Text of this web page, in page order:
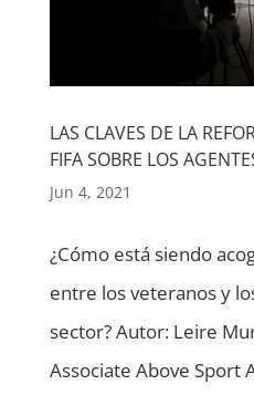
LAS CLAVES DE LA
FIFA SOBRE LOS
Jun 4, 2021
¿Cómo está siendo
entre los veteranos y
sector? Autor: Leire
Associate Above Sport